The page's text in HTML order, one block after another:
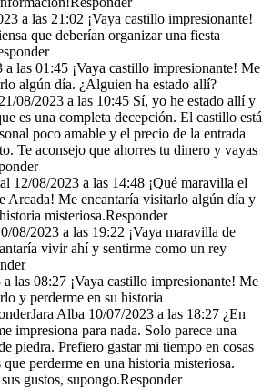
a las 21:02 ¡Vaya castillo impresionante!
que deberían organizar una fiesta
las 01:45 ¡Vaya castillo impresionante! Me
algún día. ¿Alguien ha estado allí?
08/2023 a las 10:45 Sí, yo he estado allí y
es una completa decepción. El castillo está
poco amable y el precio de la entrada
Te aconsejo que ahorres tu dinero y vayas
12/08/2023 a las 14:48 ¡Qué maravilla el
Arcada! Me encantaría visitarlo algún día y
misteriosa.Responder
08/2023 a las 19:22 ¡Vaya maravilla de
vivir ahí y sentirme como un rey
las 08:27 ¡Vaya castillo impresionante! Me
y perderme en su historia
Alba 10/07/2023 a las 18:27 ¿En
impresiona para nada. Solo parece una
piedra. Prefiero gastar mi tiempo en cosas
que perderme en una historia misteriosa.
gustos, supongo.Responder